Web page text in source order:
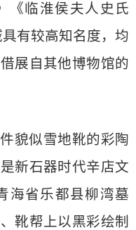
《临淮侯夫人史氏
有较高知名度，均
展自其他博物馆的
貌似雪地靴的彩陶
新石器时代辛店文
海省乐都县柳湾墓
靴帮上以黑彩绘制